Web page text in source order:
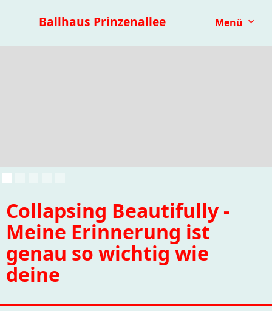
Ballhaus Prinzenallee Menü
Kinder- & Jugendtheater mit.mach.bühne
Collapsing Beautifully -
Meine Erinnerung ist
genau so wichtig wie
deine